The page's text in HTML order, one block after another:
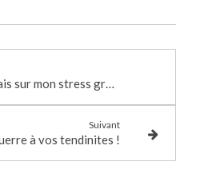
Et si j'agissais sur mon stress grâce à la lecture ?
Suivant
à vos tendinites !